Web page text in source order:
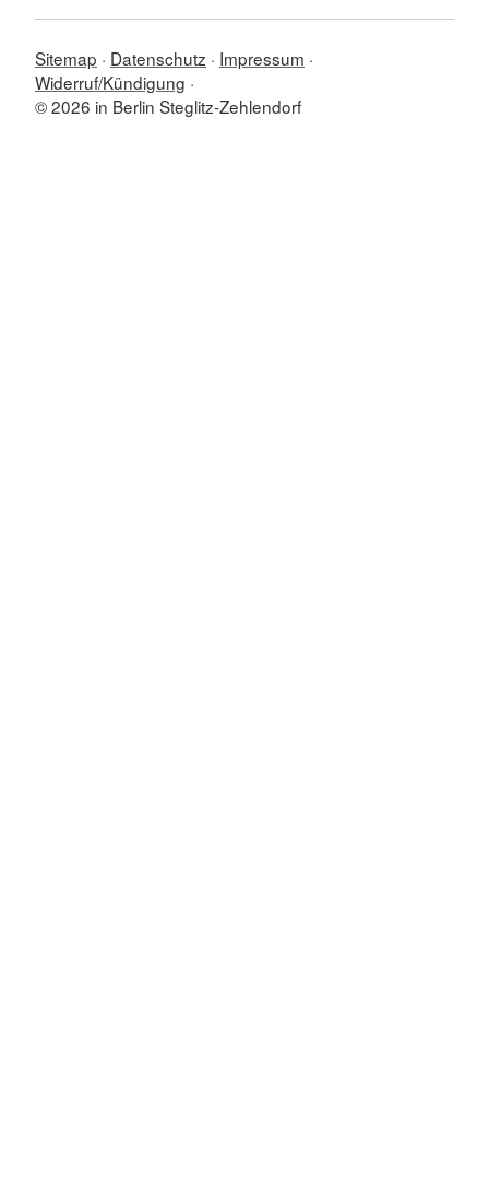
Sitemap Datenschutz
Impressum
Widerruf/Kündigung
© 2026 in Berlin Steglitz-Zehlendorf